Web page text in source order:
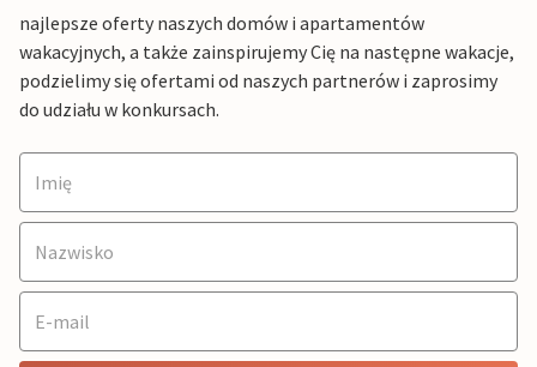
najlepsze oferty naszych domów i apartamentów
wakacyjnych, a także zainspirujemy Cię na następne wakacje,
podzielimy się ofertami od naszych partnerów i zaprosimy
do udziału w konkursach.